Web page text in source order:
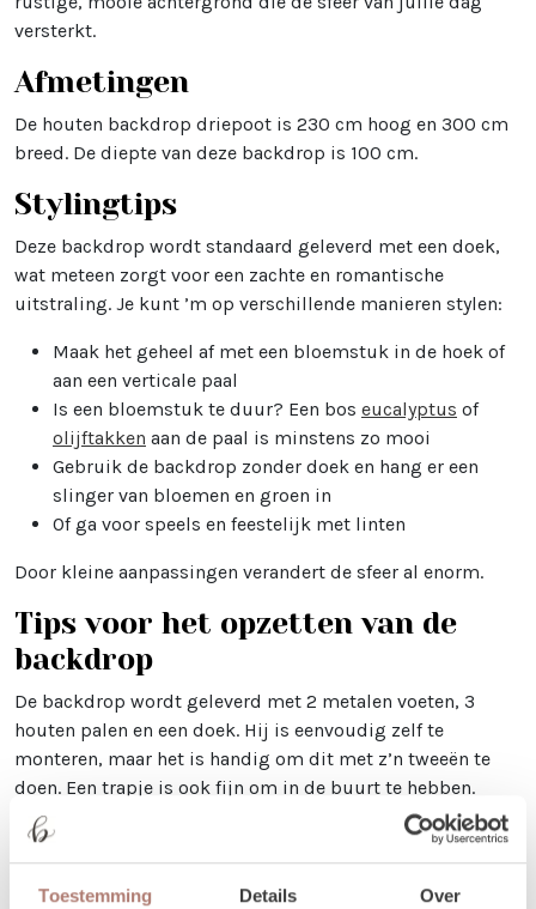
Toestemming Details Over
versterkt.
Afmetingen
De houten backdrop driepoot is 230 cm hoog en 300 cm
breed. De diepte van deze backdrop is 100 cm.
Stylingtips
Deze backdrop wordt standaard geleverd met een doek,
wat meteen zorgt voor een zachte en romantische
uitstraling. Je kunt ’m op verschillende manieren stylen:
Maak het geheel af met een bloemstuk in de hoek of
aan een verticale paal
Is een bloemstuk te duur? Een bos eucalyptus of
olijftakken aan de paal is minstens zo mooi
Gebruik de backdrop zonder doek en hang er een
slinger van bloemen en groen in
Of ga voor speels en feestelijk met linten
Door kleine aanpassingen verandert de sfeer al enorm.
Tips voor het opzetten van de
backdrop
De backdrop wordt geleverd met 2 metalen voeten, 3
houten palen en een doek. Hij is eenvoudig zelf te
monteren, maar het is handig om dit met z’n tweeën te
doen. Een trapje is ook fijn om in de buurt te hebben.
Bekijk altijd even de productfoto’s op de website om te
zien hoe de backdrop in elkaar gezet wordt en hoe het
doek het mooist hangt.